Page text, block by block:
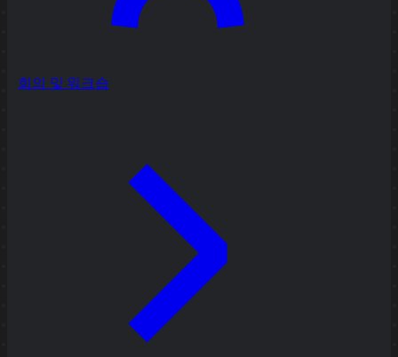
회의 및 워크숍